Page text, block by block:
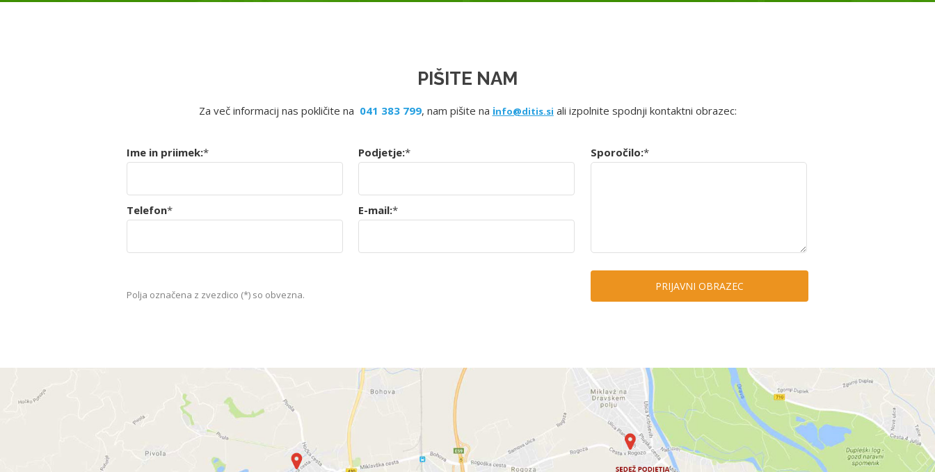
PIŠITE NAM
Za več informacij nas pokličite na 041 383 799, nam pišite na info@ditis.si ali izpolnite spodnji kontaktni obrazec:
Ime in priimek:*
Telefon*
Podjetje:*
E-mail:*
Sporočilo:*
Polja označena z zvezdico (*) so obvezna.
PRIJAVNI OBRAZEC